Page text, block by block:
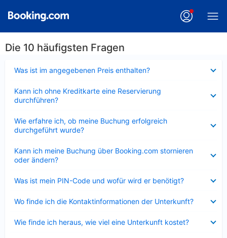
Die 10 häufigsten Fragen
Was ist im angegebenen Preis enthalten?
Kann ich ohne Kreditkarte eine Reservierung
durchführen?
Wie erfahre ich, ob meine Buchung erfolgreich
durchgeführt wurde?
Kann ich meine Buchung über Booking.com stornieren
oder ändern?
Was ist mein PIN-Code und wofür wird er benötigt?
Wo finde ich die Kontaktinformationen der Unterkunft?
Wie finde ich heraus, wie viel eine Unterkunft kostet?